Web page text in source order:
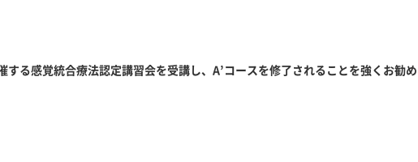
る感覚統合療法認定講習会を受講し、A’コースを修了されることを強くお勧